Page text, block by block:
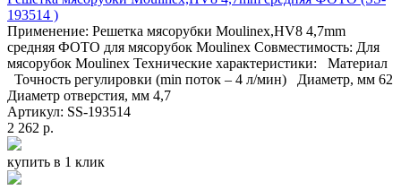
193514 )
Применение: Решетка мясорубки Moulinex,HV8 4,7mm
средняя ФОТО для мясорубок Moulinex Совместимость: Для
мясорубок Moulinex Технические характеристики: Материал
Точность регулировки (min поток – 4 л/мин) Диаметр, мм 62
Диаметр отверстия, мм 4,7
Артикул: SS-193514
2 262 р.
купить в 1 клик